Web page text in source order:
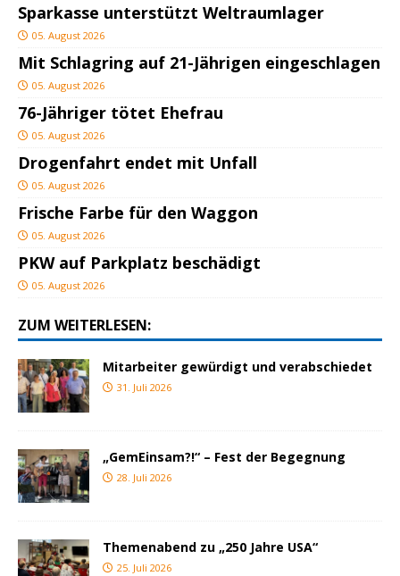
Sparkasse unterstützt Weltraumlager
05. August 2026
Mit Schlagring auf 21-Jährigen eingeschlagen
05. August 2026
76-Jähriger tötet Ehefrau
05. August 2026
Drogenfahrt endet mit Unfall
05. August 2026
Frische Farbe für den Waggon
05. August 2026
PKW auf Parkplatz beschädigt
05. August 2026
ZUM WEITERLESEN:
Mitarbeiter gewürdigt und verabschiedet
31. Juli 2026
„GemEinsam?!“ – Fest der Begegnung
28. Juli 2026
Themenabend zu „250 Jahre USA“
25. Juli 2026